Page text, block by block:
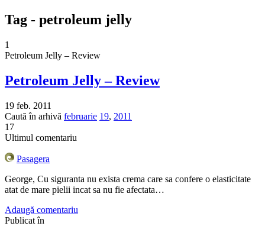
Tag - petroleum jelly
1
Petroleum Jelly – Review
Petroleum Jelly – Review
19 feb. 2011
Caută în arhivă februarie 19, 2011
17
Ultimul comentariu
Pasagera
George, Cu siguranta nu exista crema care sa confere o elasticitate
atat de mare pielii incat sa nu fie afectata…
Adaugă comentariu
Publicat în